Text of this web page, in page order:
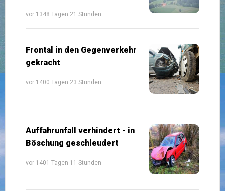
vor 1348 Tagen 21 Stunden
Frontal in den Gegenverkehr
gekracht
vor 1400 Tagen 23 Stunden
Auffahrunfall verhindert - in
Böschung geschleudert
vor 1401 Tagen 11 Stunden